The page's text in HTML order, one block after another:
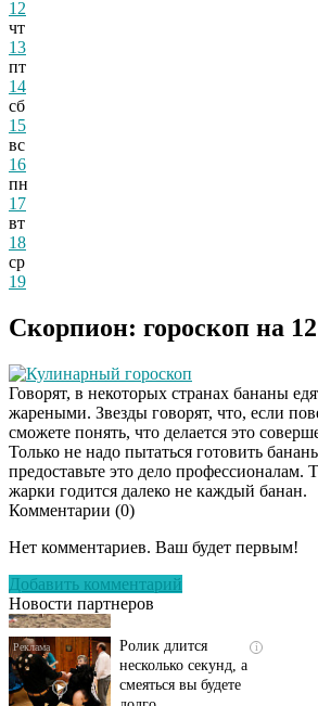
12
чт
13
пт
14
сб
15
вс
16
пн
17
вт
18
ср
19
Скорпион: гороскоп на
Кулинарный гороскоп
Говорят, в некоторых странах бананы
жареными. Звезды говорят, что, если
сможете понять, что делается это
Только не надо пытаться готовить
предоставьте это дело профессионалам.
жарки годится далеко не каждый банан.
Комментарии (0)
Нет комментариев. Ваш будет первым!
Добавить комментарий
Новости партнеров
Скрытая камера на
люди вытворяют, когда
несколько секунд, а
смеяться вы будете
долго